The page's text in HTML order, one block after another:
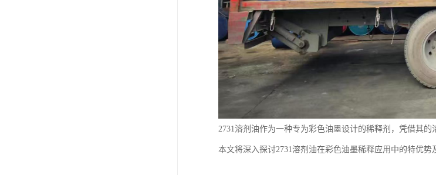
2731溶剂油作为一种专为彩色油墨设计的稀释剂，凭借其
本文将深入探讨2731溶剂油在彩色油墨稀释应用中的特优势